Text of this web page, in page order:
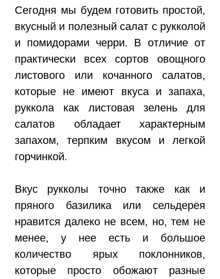
Сегодня мы будем готовить простой,
вкусный и полезный салат с рукколой
и помидорами черри. В отличие от
практически всех сортов овощного
листового или кочанного салатов,
которые не имеют вкуса и запаха,
руккола как листовая зелень для
салатов обладает характерным
запахом, терпким вкусом и легкой
горчинкой.
Вкус рукколы точно также как и
пряного базилика или сельдерея
нравится далеко не всем, но, тем не
менее, у нее есть и большое
количество ярых поклонников,
которые просто обожают разные